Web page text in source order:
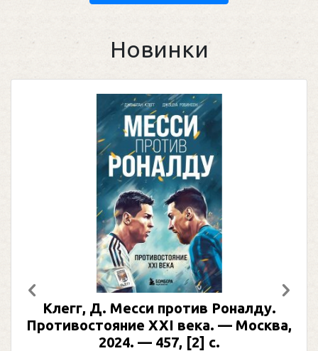
Новинки
Клегг, Д. Месси против Роналду.
Противостояние XXI века. — Москва,
2024. — 457, [2] с.
Предыдущий